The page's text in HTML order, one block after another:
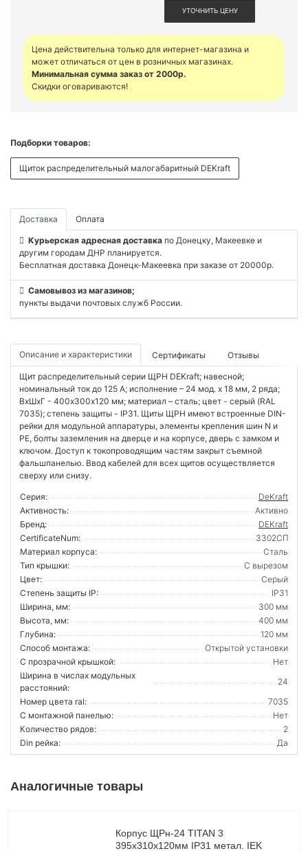
УТОЧНИТЬ ЦЕНУ
Цена действительна только для интернет-магазина и
может отличаться от цен в розничных магазинах.
Минимальная сумма заказ от 2000р.
Скидки оговариваются!
Подборки товаров:
Щиток распределительный малогабаритный DEKraft
Доставка Оплата
Курьерская адресная доставка по Донецку, Макеевке и
другим городам ДНР планируется.
Бесплатная доставка Донецк-Макеевка при заказе от 20000р.
Самовывоз из магазинов;
пункты выдачи почтовых служб России.
Описание и характеристики Сертификаты Отзывы
Щит распределительный серии ЩРН DEKraft; навесной;
номинальный ток до 125 А; исполнение – 24 мод. х 18 мм, 2 ряда;
ВхШхГ - 400х300х120 мм; материал – сталь; цвет - серый (RAL
7035); степень защиты - IP31. Щиты ЩРН имеют встроенные DIN-
рейки для модульной аппаратуры, элементы крепления шин N и
PE, болты заземления на дверце и на корпусе, дверь с замком и
ключом. Доступ к токопроводящим частям закрыт съемной
фальшпанелью. Ввод кабелей для всех щитов осуществляется
сверху или снизу.
Серия:
DeKraft
Активность:
Активно
Бренд:
DEKraft
CertificateNum:
3302СП
Материал корпуса:
Сталь
Тип крышки:
С вырезом
Цвет:
Серый
Степень защиты IP:
IP31
Ширина, мм:
300 мм
Высота, мм:
400 мм
Глубина:
120 мм
Способ монтажа:
Открытой установки
С прозрачной крышкой:
Нет
Ширина в числах модульных
расстояний:
24
Номер цвета ral:
7035
С монтажной панелью:
Нет
Количество рядов:
2
Din рейка:
Да
Аналогичные товары
Корпус ЩРн-24 TITAN 3
395х310х120мм IP31 метал. IEK